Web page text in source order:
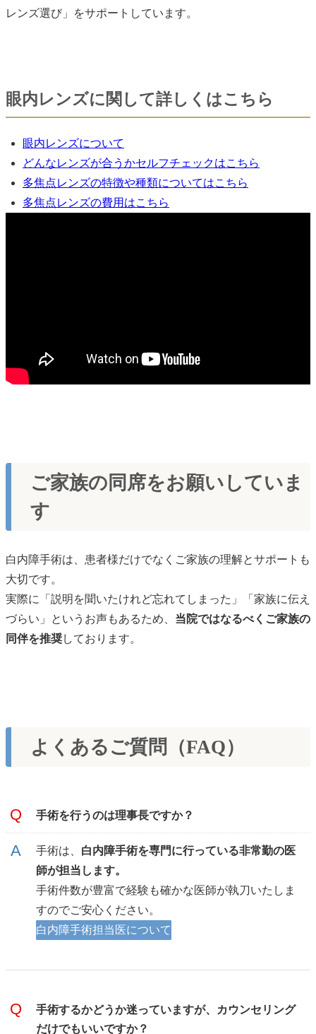
レンズ選び」をサポートしています。
眼内レンズに関して詳しくはこちら
眼内レンズについて
どんなレンズが合うかセルフチェックはこちら
多焦点レンズの特徴や種類についてはこちら
多焦点レンズの費用はこちら
ご家族の同席をお願いしていま
す
白内障手術は、患者様だけでなくご家族の理解とサポートも
大切です。
実際に「説明を聞いたけれど忘れてしまった」「家族に伝え
づらい」というお声もあるため、 当院ではなるべくご家族の
同伴を推奨しております。
よくあるご質問（FAQ）
手術を行うのは理事長ですか？
手術は、 白内障手術を専門に行っている非常勤の医
師が担当します。
手術件数が豊富で経験も確かな医師が執刀いたしま
すのでご安心ください。
白内障手術担当医について
手術するかどうか迷っていますが、カウンセリング
だけでもいいですか？